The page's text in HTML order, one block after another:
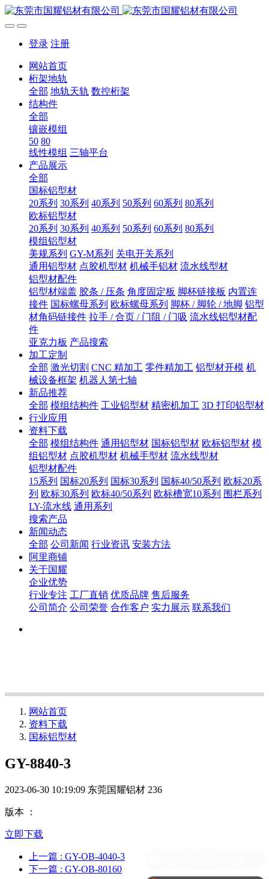
登录 注册
网站首页
桁架地轨
全部 地轨天轨 数控桁架
结构件
全部
镶嵌模组
50 80
线性模组 三轴平台
产品展示
全部
国标铝型材
20系列 30系列 40系列 50系列 60系列 80系列
欧标铝型材
20系列 30系列 40系列 50系列 60系列 80系列
模组铝型材
美规系列 GY-M系列 关电开关系列
通用铝型材 点胶机型材 机械手铝材 流水线型材
铝型材配件
铝型材端盖 胶条 / 压条 角度固定板 脚杯链接板 内置连
接件 国标螺母系列 欧标螺母系列 脚杯 / 脚轮 / 地脚 铝型
材角码链接件 拉手 / 合页 / 门阻 / 门吸 流水线铝型材配
件
亚克力板 产品搜索
加工定制
全部 激光切割 CNC 精加工 零件精加工 铝型材开模 机
械设备框架 机器人第七轴
新品推荐
全部 模组结构件 工业铝型材 精密机加工 3D 打印铝型材
行业应用
资料下载
全部 模组结构件 通用铝型材 国标铝型材 欧标铝型材 模
组铝型材 点胶机型材 机械手型材 流水线型材
铝型材配件
15系列 国标20系列 国标30系列 国标40/50系列 欧标20系
列 欧标30系列 欧标40/50系列 欧标槽宽10系列 围栏系列
LY-流水线 通用系列
搜索产品
新闻动态
全部 公司新闻 行业资讯 安装方法
阿里商铺
关于国耀
企业优势
行业专注 工厂直销 优质品牌 售后服务
公司简介 公司荣誉 合作客户 实力展示 联系我们
网站首页
资料下载
国标铝型材
GY-8840-3
2023-06-30 10:19:09 东莞国耀铝材 236
版本 ：
立即下载
上一篇 : GY-OB-4040-3
下一篇 : GY-OB-80160